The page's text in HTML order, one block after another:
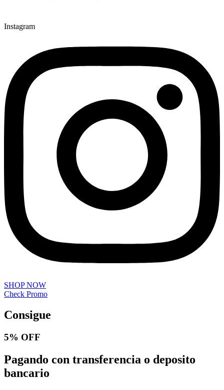
Instagram
SHOP NOW
Check Promo
Consigue
5% OFF
Pagando con transferencia o deposito
bancario